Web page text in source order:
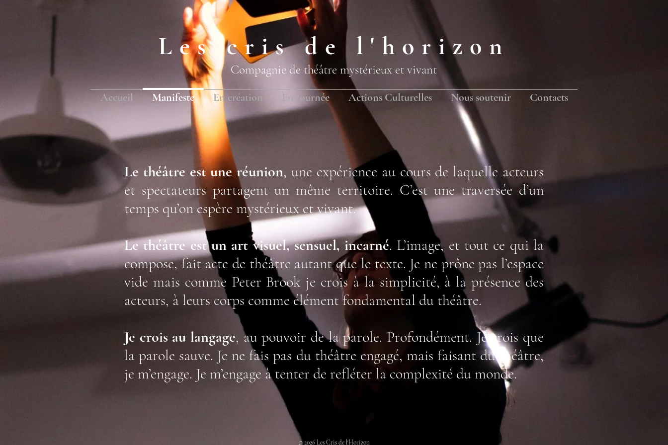
Les cris de l'horizon
Compagnie de théâtre mystérieux et vivant
Accueil Manifeste En création En tournée Actions Culturelles Nous soutenir Contacts
Le théâtre est une réunion,une expérience au cours de laquelle acteurs
et spectateurs partagent un même territoire. C’est une traversée d’un
temps qu’on espère mystérieux et vivant.
Le théâtre est un art visuel, sensuel, incarné. L’image, et tout ce qui la
compose, fait acte de théâtre autant que le texte. Je ne prône pas l’espace
vide mais comme Peter Brook je crois à la simplicité, à la présence des
acteurs, à leurs corps comme élément fondamental du théâtre.
Je crois au langage, au pouvoir de la parole. Profondément. Je crois que
la parole sauve. Je ne fais pas du théâtre engagé, mais faisant du théâtre,
je m’engage. Je m’engage à tenter de refléter la complexité du monde.
© 2026 Les Cris de l'Horizon